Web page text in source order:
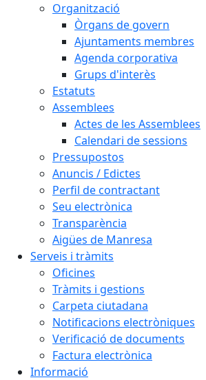
Organització
Òrgans de govern
Ajuntaments membres
Agenda corporativa
Grups d'interès
Estatuts
Assemblees
Actes de les Assemblees
Calendari de sessions
Pressupostos
Anuncis / Edictes
Perfil de contractant
Seu electrònica
Transparència
Aigües de Manresa
Serveis i tràmits
Oficines
Tràmits i gestions
Carpeta ciutadana
Notificacions electròniques
Verificació de documents
Factura electrònica
Informació